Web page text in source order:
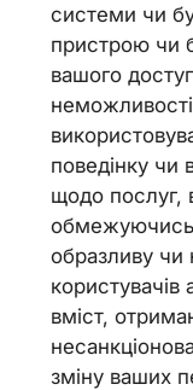
системи чи
пристрою чи
вашого
поведінку чи
щодо послуг,
образливу чи
користувачів
вміст,
зміну ваших